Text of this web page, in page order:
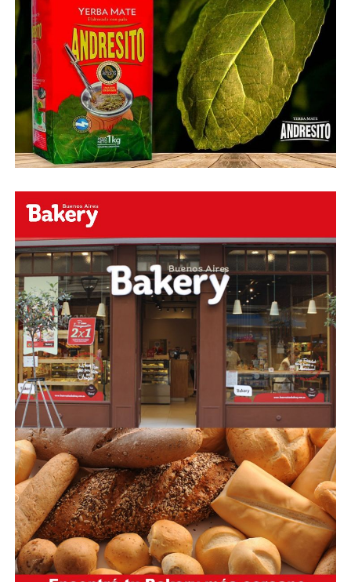
esperamos en el portal de la #radio con la mejor
información y la mejor #música…
#Folklore #tango
#Rock #Nacional,
#RockInternacional,
#RockandRoll, #Noticias y la mejor #Música
Te
esperamos
Faceboock: H2O Radio
Onlinehttps://www.facebook.com/h2oradioonline